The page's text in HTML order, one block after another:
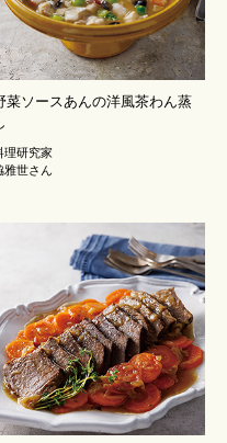
菜ソースあんの洋風茶わん蒸
理研究家
雅世さん